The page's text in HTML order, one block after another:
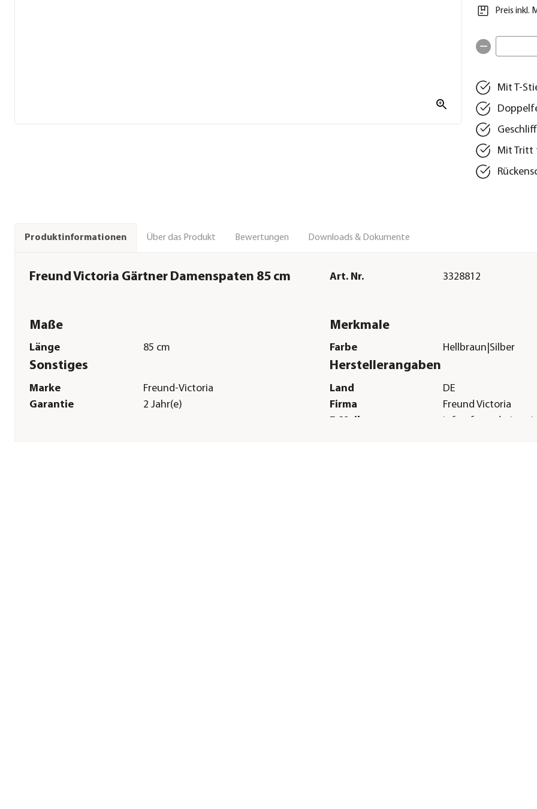
Preis inkl.
Mit T-
Mit Tritt
Produktinformationen Über das Produkt Bewertungen Downloads & Dokumente
Freund Victoria Gärtner Damenspaten 85 cm Art. Nr. 3328812
Maße
Länge 85 cm
Merkmale
Farbe Hellbraun|Silber
Sonstiges
Marke
Freund-Victoria
Garantie
2 Jahr(e)
Herstellerangaben
Land
DE
Firma
Freund Victoria
E-Mail
info@freund-